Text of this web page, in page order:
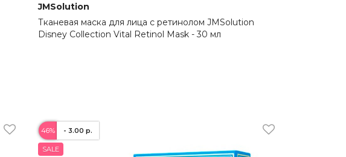
JMSolution
Тканевая маска для лица с ретинолом JMSolution
Disney Collection Vital Retinol Mask - 30 мл
SALE
46% - 3.00 р.